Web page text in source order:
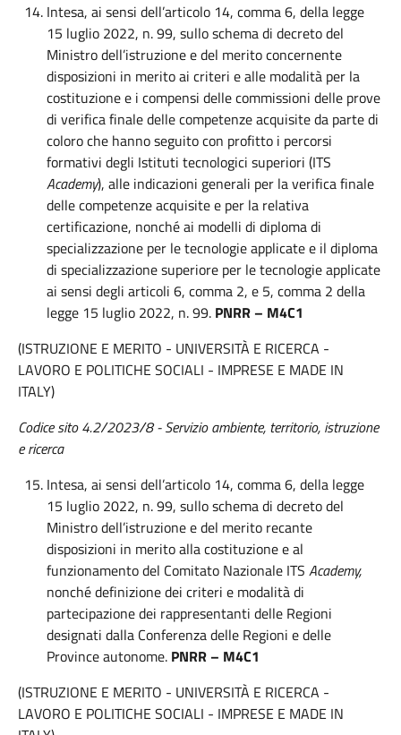
Intesa, ai sensi dell’articolo 14, comma 6, della legge
15 luglio 2022, n. 99, sullo schema di decreto del
Ministro dell’istruzione e del merito concernente
disposizioni in merito ai criteri e alle modalità per la
costituzione e i compensi delle commissioni delle prove
di verifica finale delle competenze acquisite da parte di
coloro che hanno seguito con profitto i percorsi
formativi degli Istituti tecnologici superiori (ITS
Academy), alle indicazioni generali per la verifica finale
delle competenze acquisite e per la relativa
certificazione, nonché ai modelli di diploma di
specializzazione per le tecnologie applicate e il diploma
di specializzazione superiore per le tecnologie applicate
ai sensi degli articoli 6, comma 2, e 5, comma 2 della
legge 15 luglio 2022, n. 99. PNRR – M4C1
(ISTRUZIONE E MERITO - UNIVERSITÀ E RICERCA -
LAVORO E POLITICHE SOCIALI - IMPRESE E MADE IN
ITALY)
Codice sito 4.2/2023/8 - Servizio ambiente, territorio, istruzione
e ricerca
Intesa, ai sensi dell’articolo 14, comma 6, della legge
15 luglio 2022, n. 99, sullo schema di decreto del
Ministro dell’istruzione e del merito recante
disposizioni in merito alla costituzione e al
funzionamento del Comitato Nazionale ITS Academy,
nonché definizione dei criteri e modalità di
partecipazione dei rappresentanti delle Regioni
designati dalla Conferenza delle Regioni e delle
Province autonome. PNRR – M4C1
(ISTRUZIONE E MERITO - UNIVERSITÀ E RICERCA -
LAVORO E POLITICHE SOCIALI - IMPRESE E MADE IN